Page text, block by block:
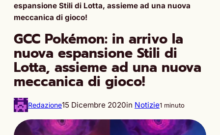
espansione Stili di Lotta, assieme ad una nuova
meccanica di gioco!
GCC Pokémon: in arrivo la
nuova espansione Stili di
Lotta, assieme ad una nuova
meccanica di gioco!
Redazione15 Dicembre 2020in Notizie1 minuto